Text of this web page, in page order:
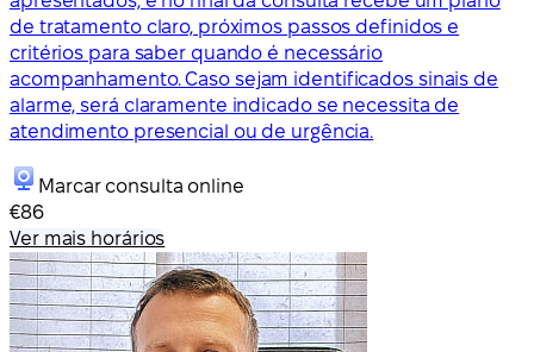
de tratamento claro, próximos passos definidos e
critérios para saber quando é necessário
acompanhamento. Caso sejam identificados sinais de
alarme, será claramente indicado se necessita de
atendimento presencial ou de urgência.
Marcar consulta online
€86
Ver mais horários